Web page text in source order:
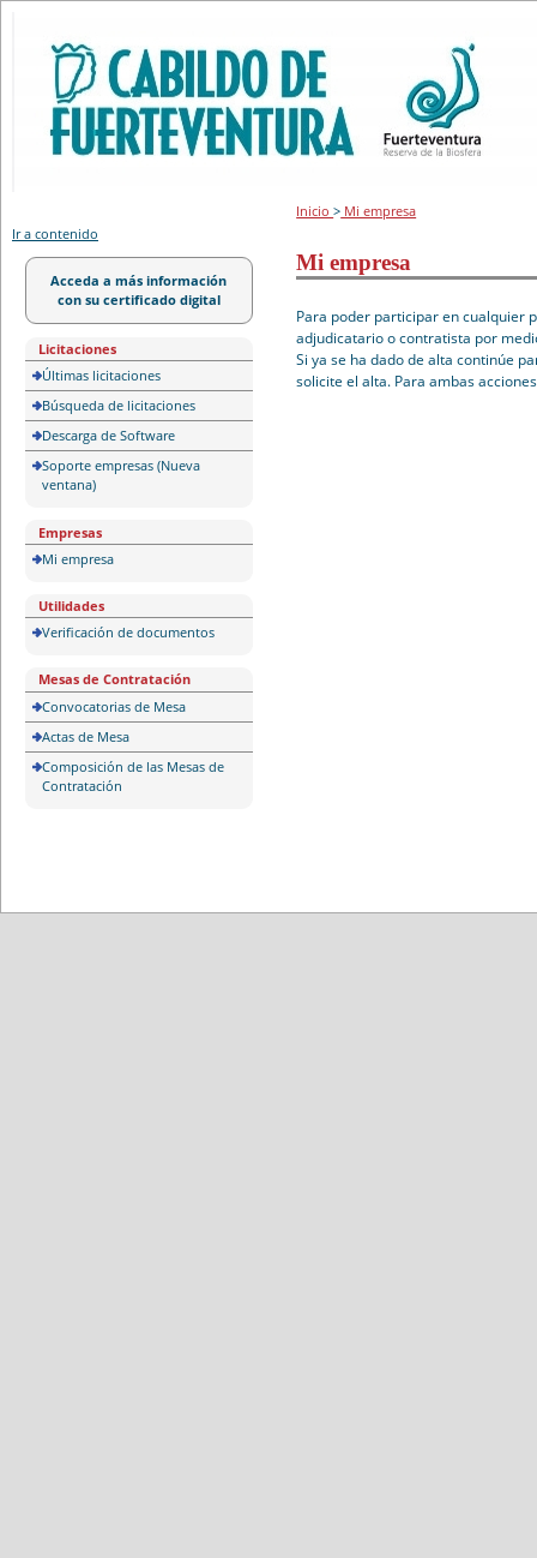
Ir a contenido
Acceda a más información
con su certificado digital
Licitaciones
Últimas licitaciones
Búsqueda de licitaciones
Descarga de Software
Soporte empresas (Nueva
ventana)
Empresas
Mi empresa
Utilidades
Verificación de documentos
Mesas de Contratación
Convocatorias de Mesa
Actas de Mesa
Composición de las Mesas de
Contratación
Inicio> Mi empresa
Mi empresa
Para poder participar en cualquier
adjudicatario o contratista por
Si ya se ha dado de alta continúe
solicite el alta. Para ambas